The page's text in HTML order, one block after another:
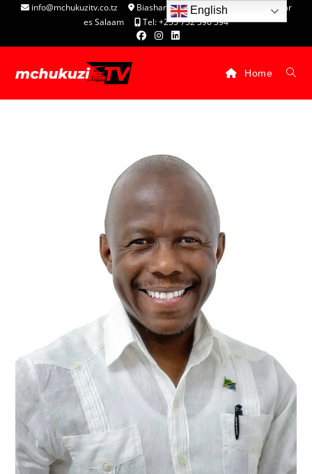
info@mchukuzitv.co.tz
Biashara Complex - P.O. Box 25074, Dar
es Salaam
Tel: +255 752 396 394
Home
English